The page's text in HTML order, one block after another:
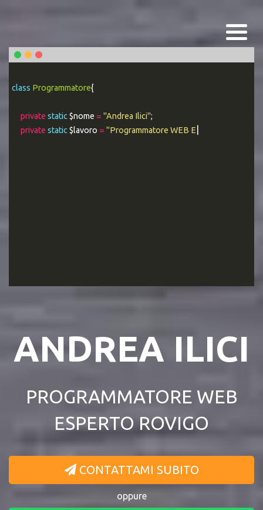
class Programmatore{
private static$nome = "Andrea Ilici";
private static$lavoro = "Programmatore WEB Esperto"
ANDREA ILICI
PROGRAMMATORE WEB
ESPERTO ROVIGO
CONTATTAMI SUBITO
oppure